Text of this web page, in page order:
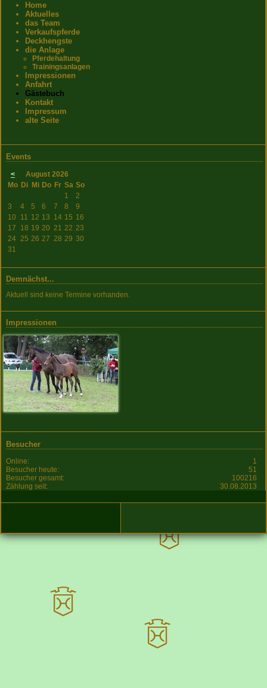
Home
Aktuelles
das Team
Verkaufspferde
Deckhengste
die Anlage
Pferdehaltung
Trainingsanlagen
Impressionen
Anfahrt
Gästebuch
Kontakt
Impressum
alte Seite
Events
<
August 2026
Mo Di Mi Do Fr Sa So
1
2
3
4 5 6 7 8
9
10
11 12 13 14 15 16
17
18 19 20 21 22 23
24 25 26 27 28 29 30
31
Demnächst...
Aktuell sind keine Termine vorhanden.
Impressionen
Besucher
Online:
1
Besucher heute:
51
Besucher gesamt:
100216
Zählung seit:
30.08.2013